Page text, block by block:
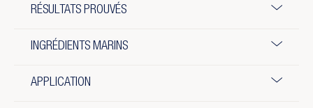
RÉSULTATS PROUVÉS
INGRÉDIENTS MARINS
APPLICATION